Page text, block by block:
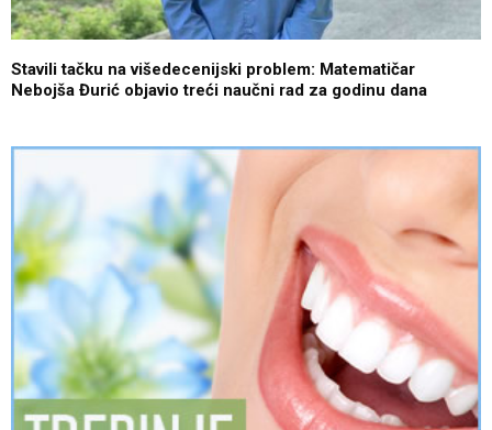
Stavili tačku na višedecenijski problem: Matematičar
Nebojša Đurić objavio treći naučni rad za godinu dana